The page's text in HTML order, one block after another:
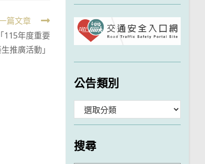
篇文章
115年度重要
推廣活動」
公告類別
類
搜尋